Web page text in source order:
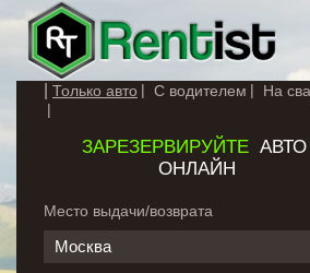
Только авто С водителем На
ЗАРЕЗЕРВИРУЙТЕАВТО
ОНЛАЙН
Место выдачи/возврата
Москва